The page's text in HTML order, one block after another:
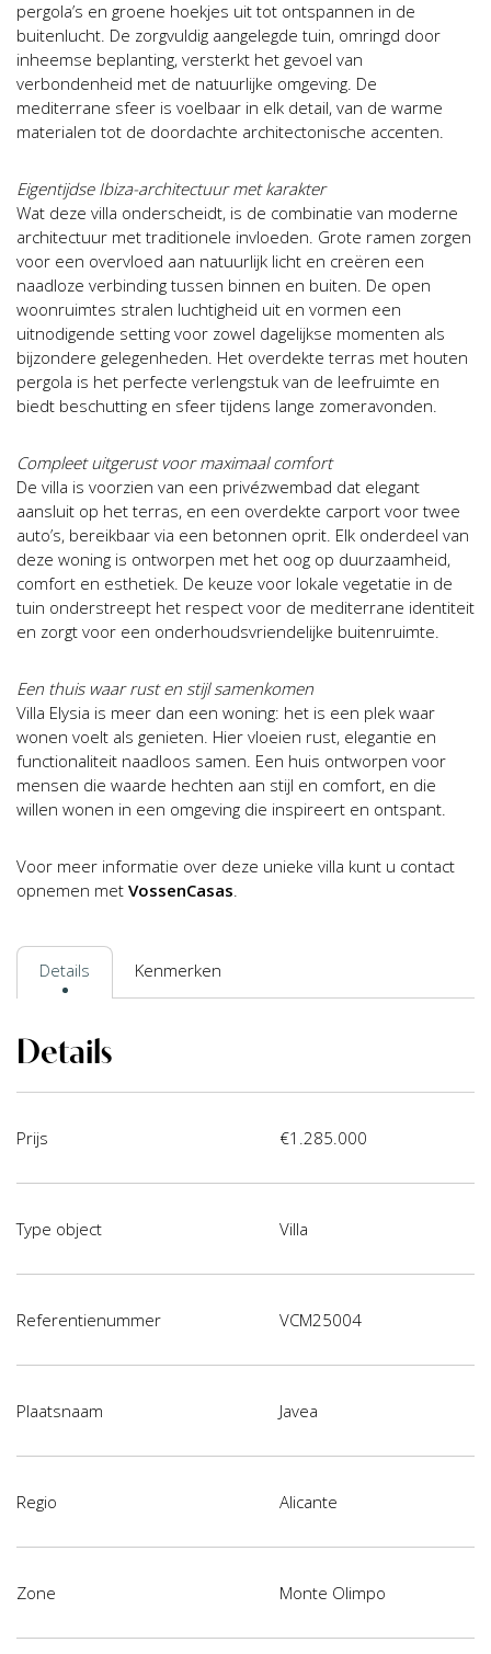
pergola’s en groene hoekjes uit tot ontspannen in de
buitenlucht. De zorgvuldig aangelegde tuin, omringd door
inheemse beplanting, versterkt het gevoel van
verbondenheid met de natuurlijke omgeving. De
mediterrane sfeer is voelbaar in elk detail, van de warme
materialen tot de doordachte architectonische accenten.
Eigentijdse Ibiza-architectuur met karakter
Wat deze villa onderscheidt, is de combinatie van moderne
architectuur met traditionele invloeden. Grote ramen zorgen
voor een overvloed aan natuurlijk licht en creëren een
naadloze verbinding tussen binnen en buiten. De open
woonruimtes stralen luchtigheid uit en vormen een
uitnodigende setting voor zowel dagelijkse momenten als
bijzondere gelegenheden. Het overdekte terras met houten
pergola is het perfecte verlengstuk van de leefruimte en
biedt beschutting en sfeer tijdens lange zomeravonden.
Compleet uitgerust voor maximaal comfort
De villa is voorzien van een privézwembad dat elegant
aansluit op het terras, en een overdekte carport voor twee
auto’s, bereikbaar via een betonnen oprit. Elk onderdeel van
deze woning is ontworpen met het oog op duurzaamheid,
comfort en esthetiek. De keuze voor lokale vegetatie in de
tuin onderstreept het respect voor de mediterrane identiteit
en zorgt voor een onderhoudsvriendelijke buitenruimte.
Een thuis waar rust en stijl samenkomen
Villa Elysia is meer dan een woning: het is een plek waar
wonen voelt als genieten. Hier vloeien rust, elegantie en
functionaliteit naadloos samen. Een huis ontworpen voor
mensen die waarde hechten aan stijl en comfort, en die
willen wonen in een omgeving die inspireert en ontspant.
Voor meer informatie over deze unieke villa kunt u contact
opnemen met VossenCasas.
Details Kenmerken
Details
Prijs €1.285.000
Type object Villa
Referentienummer VCM25004
Plaatsnaam Javea
Regio Alicante
Zone Monte Olimpo